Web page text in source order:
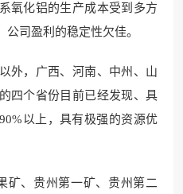
氧化铝的生产成本受到多方
司盈利的稳定性欠佳。
外，广西、河南、中州、山
四个省份目前已经发现、具
以上，具有极强的资源优
矿、贵州第一矿、贵州第二